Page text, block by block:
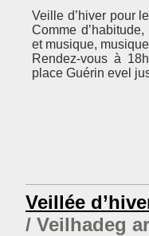
Veille d’hiver pour
Comme
et musique,
Rendez-vous à
place Guérin evel
Veillée
Veilhadeg